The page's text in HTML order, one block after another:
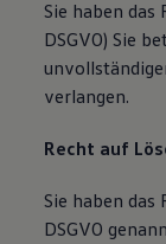
Sie haben das
DSGVO) Sie
verlangen.
Recht auf
Sie haben das
DSGVO